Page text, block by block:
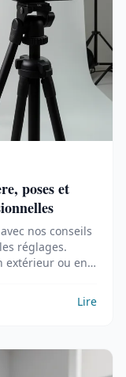
poses et
nos conseils
réglages.
extérieur ou en
Lire